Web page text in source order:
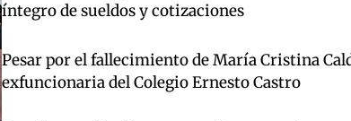
íntegro de sueldos y cotizaciones
Pesar por el fallecimiento de María Cristina
exfuncionaria del Colegio Ernesto Castro